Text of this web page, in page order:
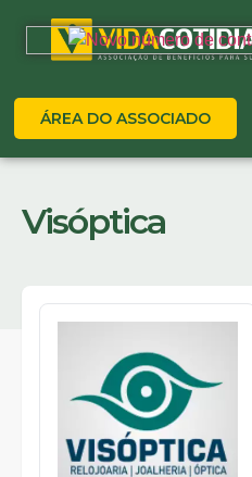
ÁREA DO ASSOCIADO
Visóptica